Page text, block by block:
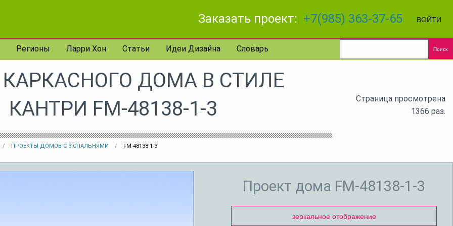
Заказать проект: +7(985) 363-37-65 ВОЙТИ
Регионы Ларри Хон Статьи Идеи Дизайна Словарь Поиск
ДОМА В СТИЛЕ
КАНТРИ FM-48138-1-3
ПРОЕКТЫ ДОМОВ С 3 СПАЛЬНЯМИ FM-48138-1-3
Страница просмотрена
1366 раз.
Проект дома FM-48138-1-3
зеркальное отображение